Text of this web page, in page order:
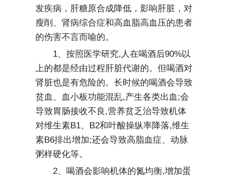
发疾病，肝糖原合成降低，影响肝脏，对
瘦削、肾病综合症和高血脂高血压的患者
的伤害不言而喻的。
1、按照医学研究,人在喝酒后90%以
上的都是经由过程肝脏代谢的。但喝酒对
肾脏也是有危险的。长时候的喝酒会导致
贫血、血小板功能混乱,产生各类出血;会
导致胃肠接收不良,营养贫乏治导致机体
对维生素B1、B2和叶酸操纵率降落,维生
素B6排出增加;还会导致高脂血症、动脉
粥样硬化等。
2、喝酒会影响机体的氮均衡,增加蛋